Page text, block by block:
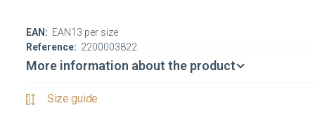
Reference: 2200003822
EAN: EAN13 per size
More information about the product
Size guide